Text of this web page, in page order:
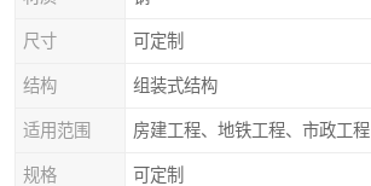
尺寸 可定制
结构 组装式结构
适用范围 房建工程、地铁工程、市政工程
规格 可定制